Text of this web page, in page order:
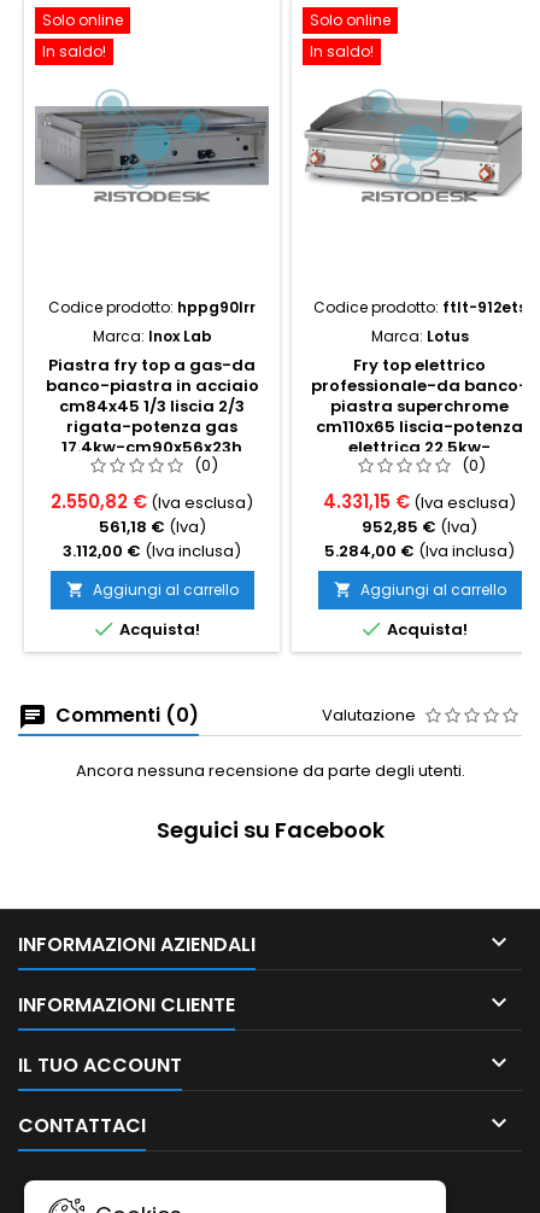
Solo online
In saldo!
Codice prodotto: hppg90lrr
Marca: Inox Lab
Piastra fry top a gas-da
banco-piastra in acciaio
cm84x45 1/3 liscia 2/3
rigata-potenza gas
17.4kw-cm90x56x23h
(0)
2.550,82 € (Iva esclusa)
561,18 € (Iva)
3.112,00 € (Iva inclusa)
 Aggiungi al carrello
 Acquista!
Solo online
In saldo!
Codice prodotto: ftlt-912ets
Marca: Lotus
Fry top elettrico
professionale-da banco-
piastra superchrome
cm110x65 liscia-potenza
elettrica 22.5kw-
cm120x90x28h-trifase
(0)
4.331,15 € (Iva esclusa)
952,85 € (Iva)
5.284,00 € (Iva inclusa)
 Aggiungi al carrello
 Acquista!
Commenti (0) Valutazione
Ancora nessuna recensione da parte degli utenti.
Seguici su Facebook
INFORMAZIONI AZIENDALI 
INFORMAZIONI CLIENTE 
IL TUO ACCOUNT 
CONTATTACI 
NEWSLETTER